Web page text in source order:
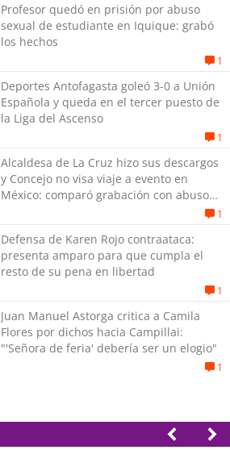
Profesor quedó en prisión por abuso
sexual de estudiante en Iquique: grabó
los hechos
1
Deportes Antofagasta goleó 3-0 a Unión
Española y queda en el tercer puesto de
la Liga del Ascenso
1
Alcaldesa de La Cruz hizo sus descargos
y Concejo no visa viaje a evento en
México: comparó grabación con abuso
1
Defensa de Karen Rojo contraataca:
presenta amparo para que cumpla el
resto de su pena en libertad
1
Juan Manuel Astorga critica a Camila
Flores por dichos hacia Campillai:
"'Señora de feria' debería ser un elogio"
1